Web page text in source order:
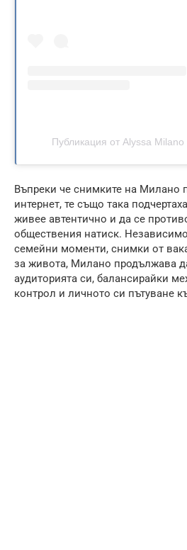
Публикация от Alyssa
Въпреки че снимките на Милано
интернет, те също така
живее автентично и да се
обществения натиск.
семейни моменти, снимки от
за живота, Милано продължава
аудиторията си, балансирайки
контрол и личното си пътуване